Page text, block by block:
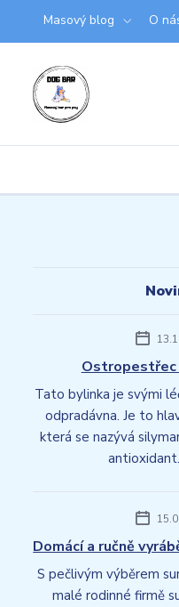
Masový blog O
Ostropestřec
Tato bylinka je svými
odpradávna. Je to
která se nazývá
Domácí a ručně
S pečlivým výběrem
malé rodinné firmě